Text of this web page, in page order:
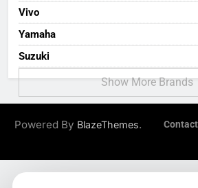
Vivo
Yamaha
Suzuki
Show More Brands
Powered By BlazeThemes.